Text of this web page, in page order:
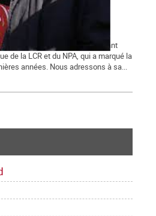
mémoire d'Alain Krivine, militant
de la LCR et du NPA, qui a marqué la
années. Nous adressons à sa...